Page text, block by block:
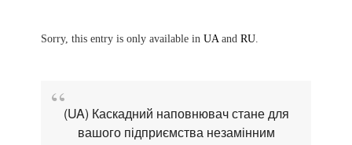
Sorry, this entry is only available inUAandRU.
(UA) Каскадний наповнювач стане для
вашого підприємства незамінним